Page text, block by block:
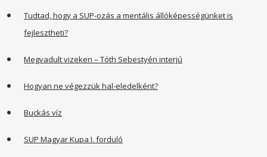
Tudtad, hogy a SUP-ozás a mentális állóképességünket is
fejlesztheti?
Megvadult vizeken – Tóth Sebestyén interjú
Hogyan ne végezzük hal-eledelként?
Buckás víz
SUP Magyar Kupa I. forduló